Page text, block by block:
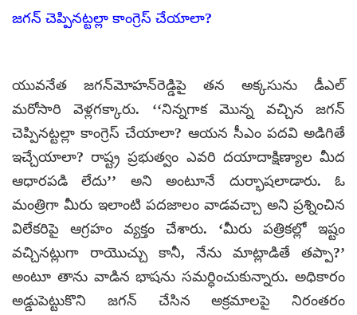
జగన్ చెప్పినట్టల్లా కాంగ్రెస్ చేయాలా?
యువనేత జగన్‌మోహన్‌రెడ్డిపై తన అక్కసును డీఎల్
మరోసారి వెళ్లగక్కారు. ‘‘నిన్నగాక మొన్న వచ్చిన జగన్
చెప్పినట్టల్లా కాంగ్రెస్ చేయాలా? ఆయన సీఎం పదవి అడిగితే
ఇచ్చేయాలా? రాష్ట్ర ప్రభుత్వం ఎవరి దయాదాక్షిణ్యాల మీద
ఆధారపడి లేదు’’ అని అంటూనే దుర్భాషలాడారు. ఓ
మంత్రిగా మీరు ఇలాంటి పదజాలం వాడవచ్చా అని ప్రశ్నించిన
విలేకరిపై ఆగ్రహం వ్యక్తం చేశారు. ‘మీరు పత్రికల్లో ఇష్టం
వచ్చినట్లుగా రాయొచ్చు కానీ, నేను మాట్లాడితే తప్పా?’
అంటూ తాను వాడిన భాషను సమర్ధించుకున్నారు. అధికారం
అడ్డుపెట్టుకొని జగన్ చేసిన అక్రమాలపై నిరంతరం